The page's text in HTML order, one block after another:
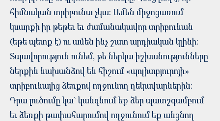
հիմնական տրիբունա չկա: Ամեն միջոցառում
կսարքի իր թեթեւ եւ ժամանակավոր տրիբունան
(եթե պետք է) ու ամեն ինչ շատ արդիական կլինի:
Տպավորություն ունեմ, թե ներկա իշխանությունները
ներքին նախանձով են հիշում «պոլիտբյուրոյի»
տրիբունայից ձեռքով ողջունող ղեկավարներին:
Դրա լուծումը կա` կանգնում եք ձեր պատշգամբում
եւ ձեռքի թափահարումով ողջունում եք անցնող